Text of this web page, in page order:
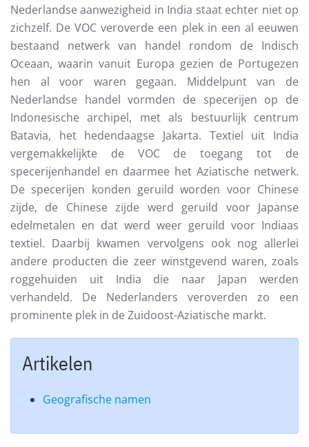
Nederlandse aanwezigheid in India staat echter niet op
zichzelf. De VOC veroverde een plek in een al eeuwen
bestaand netwerk van handel rondom de Indisch
Oceaan, waarin vanuit Europa gezien de Portugezen
hen al voor waren gegaan. Middelpunt van de
Nederlandse handel vormden de specerijen op de
Indonesische archipel, met als bestuurlijk centrum
Batavia, het hedendaagse Jakarta. Textiel uit India
vergemakkelijkte de VOC de toegang tot de
specerijenhandel en daarmee het Aziatische netwerk.
De specerijen konden geruild worden voor Chinese
zijde, de Chinese zijde werd geruild voor Japanse
edelmetalen en dat werd weer geruild voor Indiaas
textiel. Daarbij kwamen vervolgens ook nog allerlei
andere producten die zeer winstgevend waren, zoals
roggehuiden uit India die naar Japan werden
verhandeld. De Nederlanders veroverden zo een
prominente plek in de Zuidoost-Aziatische markt.
Artikelen
Geografische namen